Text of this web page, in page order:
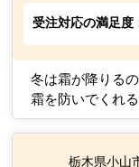
受注対応の満足度
冬は霜が降りる
霜を防いでくれ
栃木県小山